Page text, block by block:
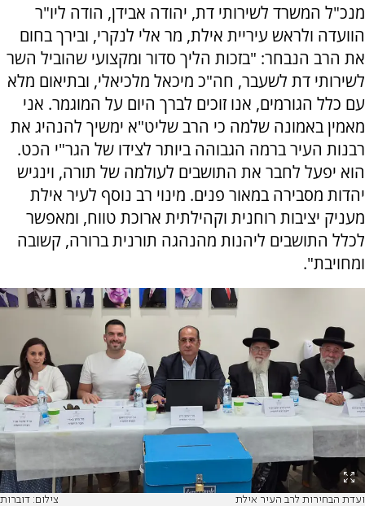
מנכ"ל המשרד לשירותי דת, יהודה אבידן, הודה ליו"ר
הוועדה ולראש עיריית אילת, מר אלי לנקרי, ובירך בחום
את הרב הנבחר: "בזכות הליך סדור ומקצועי שהוביל השר
לשירותי דת לשעבר, חה"כ מיכאל מלכיאלי, ובתיאום מלא
עם כלל הגורמים, אנו זוכים לברך היום על המוגמר. אני
מאמין באמונה שלמה כי הרב שליט"א ימשיך להנהיג את
רבנות העיר ברמה הגבוהה ביותר לצידו של הגר"י הכט.
הוא יפעל לחבר את התושבים לעולמה של תורה, וינגיש
יהדות מסבירה במאור פנים. מינוי רב נוסף לעיר אילת
מעניק יציבות רוחנית וקהילתית ארוכת טווח, ומאפשר
לכלל התושבים ליהנות מהנהגה תורנית ברורה, קשובה
ומחויבת".
ועדת הבחירות לרב העיר אילת צילום: דוברות